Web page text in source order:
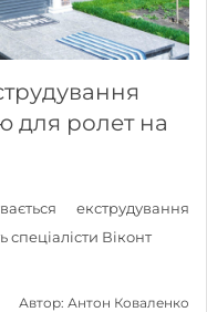
для ролет на
екструдування
Віконт
Автор: Антон Коваленко